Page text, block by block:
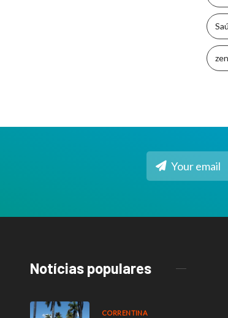
Notícias populares
CORRENTINA